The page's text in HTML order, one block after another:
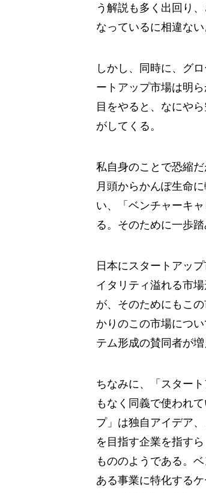
う解説も多く出回り
なっているに相違ない
しかし、同時に、グ
ートアップ市場は明
目をやると、なにや
がしてくる。
私自身のことで恐縮
月頭からかんぽ生命
い、「ベンチャーキ
る。そのために一歩踏
日本にスタートアッ
イタリティ溢れる市
が、そのためにもこ
かりのこの市場につ
テム形成の賛同者が増
ちなみに、「スター
もなく同義で使われ
プ」は独自アイデア
を目指す企業を指す
もののようである。
ある事業に特化する